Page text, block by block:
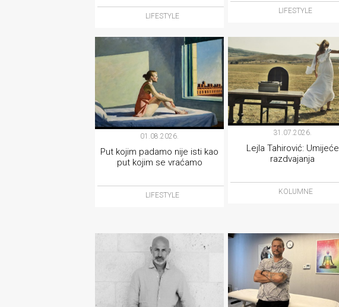
LIFESTYLE
LIFESTYLE
01.08.2026.
Put kojim padamo nije isti kao
put kojim se vraćamo
LIFESTYLE
31.07.2026.
Lejla Tahirović: Umijeće
razdvajanja
KOLUMNE